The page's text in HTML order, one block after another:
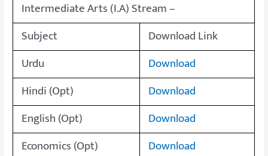
Intermediate Arts (I.A) Stream –
Subject
Download Link
Urdu
Download
Hindi (Opt)
Download
English (Opt)
Download
Economics (Opt)
Download